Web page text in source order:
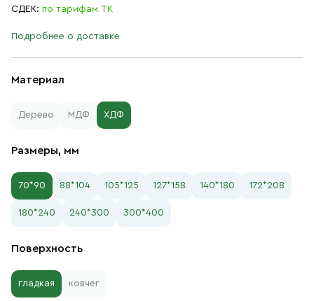
Материал
Дерево МДФ ХДФ
Размеры, мм
70*90 88*104 105*125 127*158 140*180 172*208
180*240 240*300 300*400
Поверхность
гладкая ковчег
СДЕК: по тарифам ТК
Подробнее о доставке